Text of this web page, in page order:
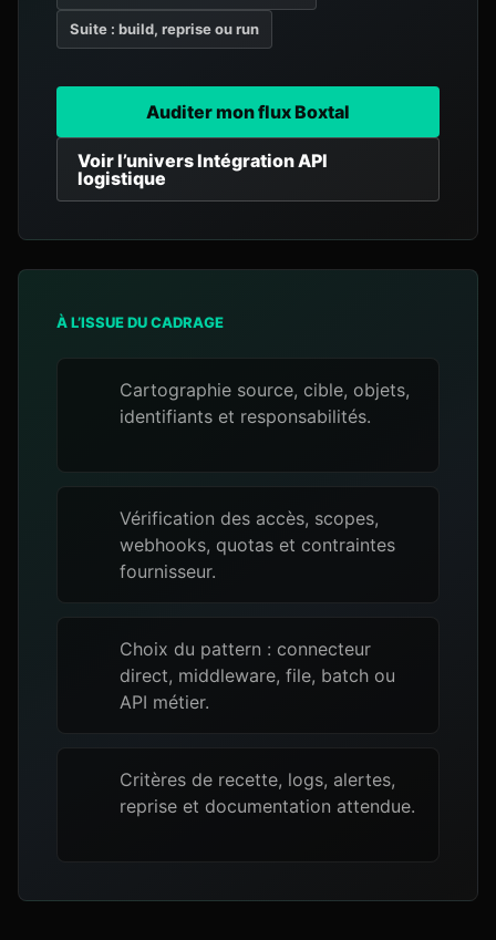
Suite : build, reprise ou run
Auditer mon flux Boxtal
Voir l’univers Intégration API
logistique
À L’ISSUE DU CADRAGE
Cartographie source, cible, objets,
identifiants et responsabilités.
Vérification des accès, scopes,
webhooks, quotas et contraintes
fournisseur.
Choix du pattern : connecteur
direct, middleware, file, batch ou
API métier.
Critères de recette, logs, alertes,
reprise et documentation attendue.